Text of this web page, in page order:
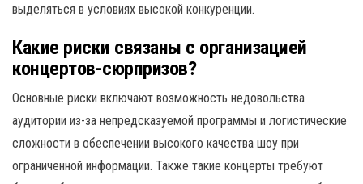
выделяться в условиях высокой конкуренции.
Какие риски связаны с организацией
концертов-сюрпризов?
Основные риски включают возможность недовольства
аудитории из-за непредсказуемой программы и логистические
сложности в обеспечении высокого качества шоу при
ограниченной информации. Также такие концерты требуют